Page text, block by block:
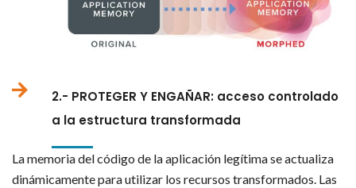
2.- PROTEGER Y ENGAÑAR: acceso controlado
a la estructura transformada
La memoria del código de la aplicación legítima se actualiza
dinámicamente para utilizar los recursos transformados. Las